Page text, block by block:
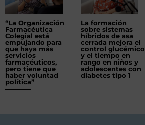
“La Organización
Farmacéutica
Colegial está
empujando para
que haya más
servicios
farmacéuticos,
pero tiene que
haber voluntad
política”
La formación
sobre sistemas
híbridos de asa
cerrada mejora el
control glucémico
y el tiempo en
rango en niños y
adolescentes con
diabetes tipo 1